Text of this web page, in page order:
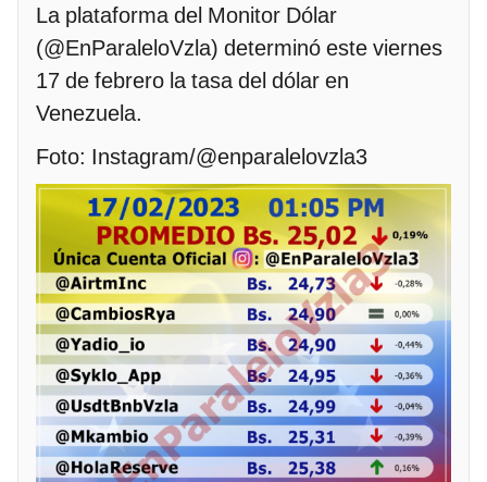
La plataforma del Monitor Dólar
(@EnParaleloVzla) determinó este viernes
17 de febrero la tasa del dólar en
Venezuela.
Foto: Instagram/@enparalelovzla3